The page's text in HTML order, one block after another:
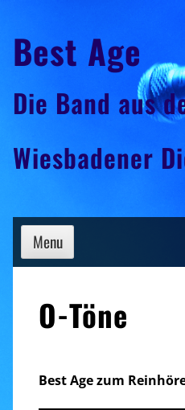
to
content
Best Age
Die Band aus
Wiesbadener
Menu
O-Töne
Best Age zum